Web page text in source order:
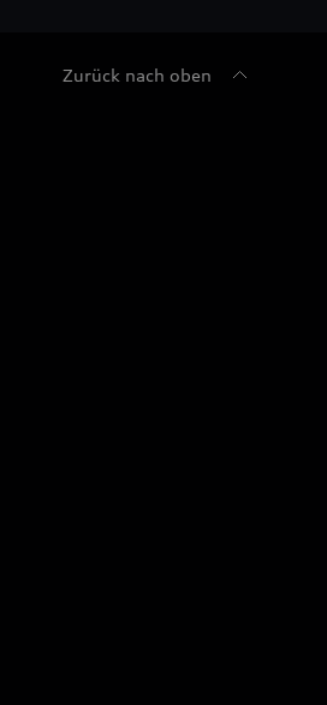
Zurück nach oben